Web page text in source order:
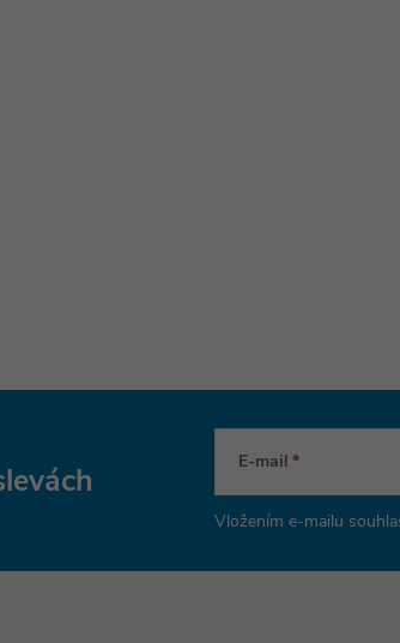
E-mail
Vložením e-mailu